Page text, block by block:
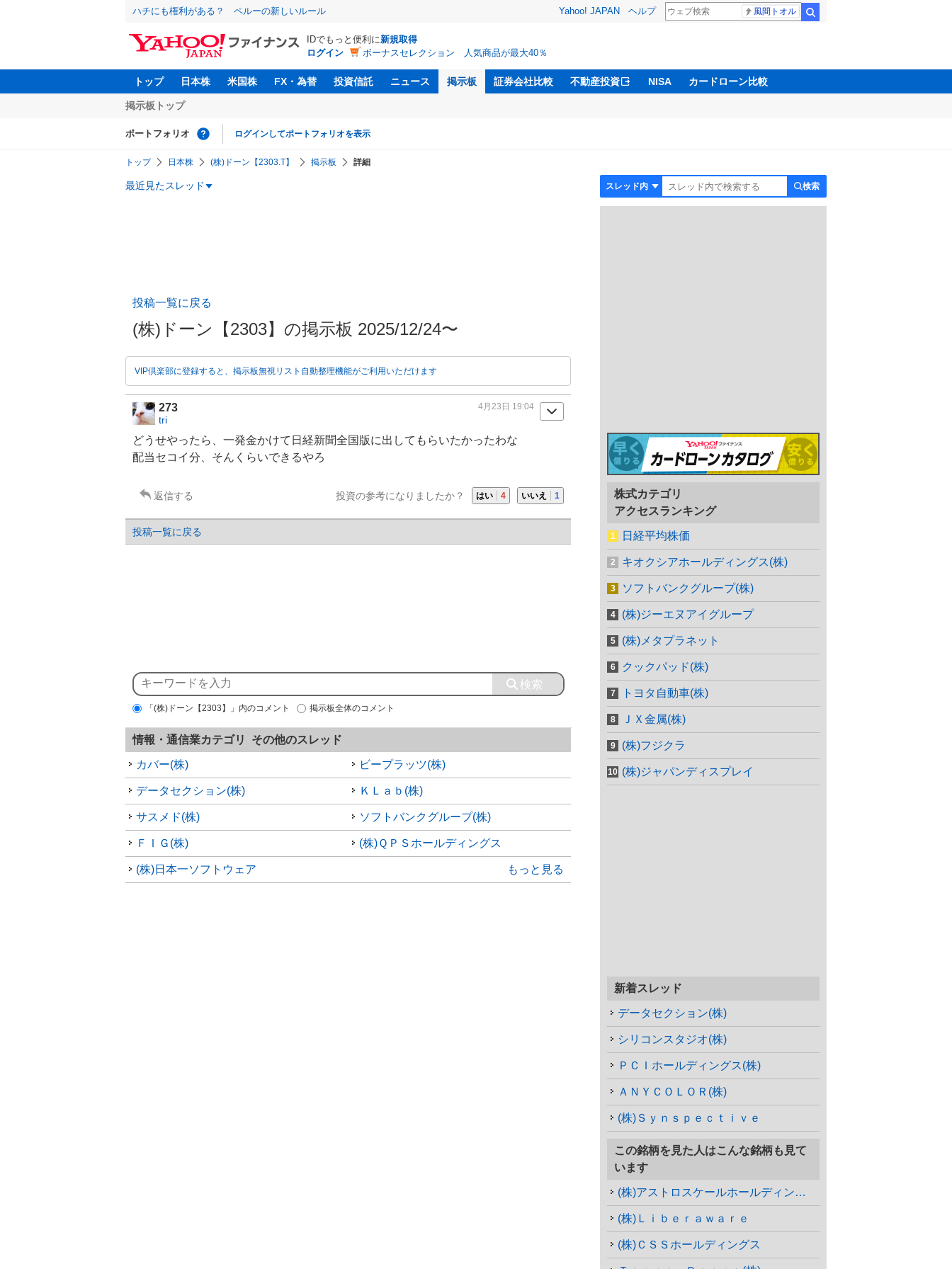
ハチにも権利がある？ ペルーの新しいルール Yahoo! JAPAN ヘルプ 風間トオル
IDでもっと便利に新規取得
ログイン
ボーナスセレクション 人気商品が最大40％
トップ 日本株 米国株 FX・為替 投資信託 ニュース 掲示板 証券会社比較 不動産投資 NISA カードローン比較
掲示板トップ
ポートフォリオ ログインしてポートフォリオを表示
トップ 日本株 (株)ドーン【2303.T】 掲示板 詳細
最近見たスレッド 検索
投稿一覧に戻る
(株)ドーン【2303】の掲示板 2025/12/24〜
VIP倶楽部に登録すると、掲示板無視リスト自動整理機能がご利用いただけます
273
tri
4月23日 19:04
どうせやったら、一発金かけて日経新聞全国版に出してもらいたかったわな
配当セコイ分、そんくらいできるやろ
返信する 投資の参考になりましたか？ はい 4 いいえ 1
投稿一覧に戻る
「(株)ドーン【2303】」内のコメント 掲示板全体のコメント
情報・通信業カテゴリ その他のスレッド
カバー(株) ビープラッツ(株)
データセクション(株) ＫＬａｂ(株)
サスメド(株) ソフトバンクグループ(株)
ＦＩＧ(株) (株)ＱＰＳホールディングス
(株)日本一ソフトウェア もっと見る
株式カテゴリ
アクセスランキング
日経平均株価
キオクシアホールディングス(株)
ソフトバンクグループ(株)
(株)ジーエヌアイグループ
(株)メタプラネット
クックパッド(株)
トヨタ自動車(株)
ＪＸ金属(株)
(株)フジクラ
(株)ジャパンディスプレイ
新着スレッド
データセクション(株)
シリコンスタジオ(株)
ＰＣＩホールディングス(株)
ＡＮＹＣＯＬＯＲ(株)
(株)Ｓｙｎｓｐｅｃｔｉｖｅ
この銘柄を見た人はこんな銘柄も見て
います
(株)アストロスケールホールディングス
(株)Ｌｉｂｅｒａｗａｒｅ
(株)ＣＳＳホールディングス